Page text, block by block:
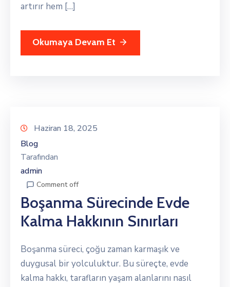
artırır hem […]
Okumaya Devam Et
Haziran 18, 2025
Blog
Tarafından
admin
Comment off
Boşanma Sürecinde Evde
Kalma Hakkının Sınırları
Boşanma süreci, çoğu zaman karmaşık ve
duygusal bir yolculuktur. Bu süreçte, evde
kalma hakkı, tarafların yaşam alanlarını nasıl